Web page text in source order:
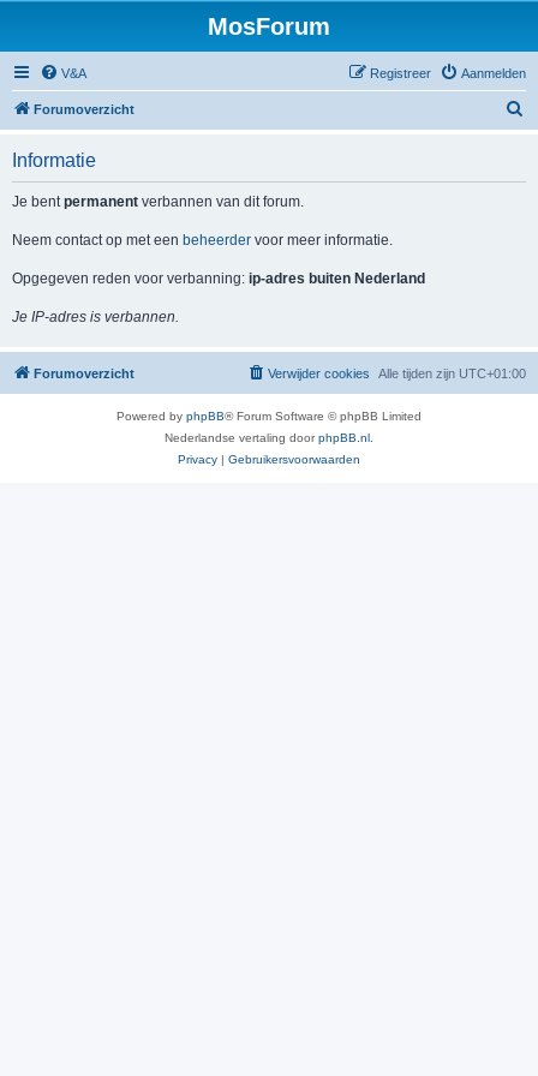
MosForum
V&A Aanmelden
Registreer
Forumoverzicht
Informatie
Je bentpermanent verbannen van dit forum.
Neem contact op met een beheerder voor meer informatie.
Opgegeven reden voor verbanning: ip-adres buiten Nederland
Je IP-adres is verbannen.
Forumoverzicht Alle tijden zijn UTC+01:00
Verwijder cookies
Powered by phpBB® Forum Software © phpBB Limited
Nederlandse vertaling doorphpBB.nl
Privacy | Gebruikersvoorwaarden